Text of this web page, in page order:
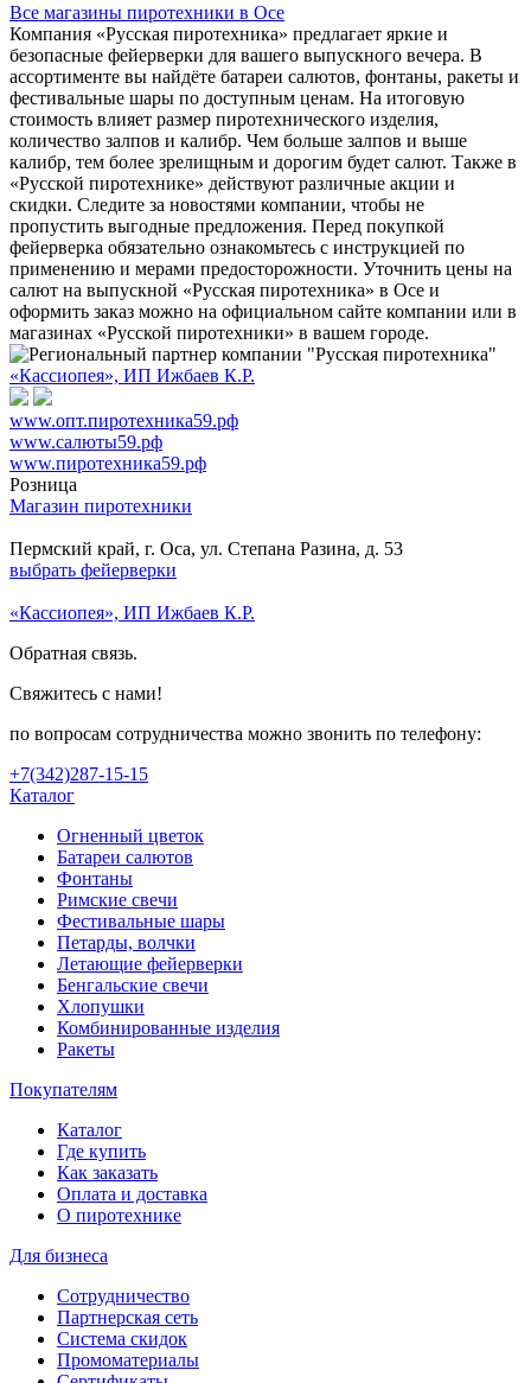
Все магазины пиротехники в Осе
Компания «Русская пиротехника» предлагает яркие и
безопасные фейерверки для вашего выпускного вечера. В
ассортименте вы найдёте батареи салютов, фонтаны, ракеты и
фестивальные шары по доступным ценам. На итоговую
стоимость влияет размер пиротехнического изделия,
количество залпов и калибр. Чем больше залпов и выше
калибр, тем более зрелищным и дорогим будет салют. Также в
«Русской пиротехнике» действуют различные акции и
скидки. Следите за новостями компании, чтобы не
пропустить выгодные предложения. Перед покупкой
фейерверка обязательно ознакомьтесь с инструкцией по
применению и мерами предосторожности. Уточнить цены на
салют на выпускной «Русская пиротехника» в Осе и
оформить заказ можно на официальном сайте компании или в
магазинах «Русской пиротехники» в вашем городе.
«Кассиопея», ИП Ижбаев К.Р.
www.опт.пиротехника59.рф
www.салюты59.рф
www.пиротехника59.рф
Розница
Магазин пиротехники
Пермский край, г. Оса, ул. Степана Разина, д. 53
выбрать фейерверки
«Кассиопея», ИП Ижбаев К.Р.
Обратная связь.
Свяжитесь с нами!
по вопросам сотрудничества можно звонить по телефону:
+7(342)287-15-15
Каталог
Огненный цветок
Батареи салютов
Фонтаны
Римские свечи
Фестивальные шары
Петарды, волчки
Летающие фейерверки
Бенгальские свечи
Хлопушки
Комбинированные изделия
Ракеты
Покупателям
Каталог
Где купить
Как заказать
Оплата и доставка
О пиротехнике
Для бизнеса
Сотрудничество
Партнерская сеть
Система скидок
Промоматериалы